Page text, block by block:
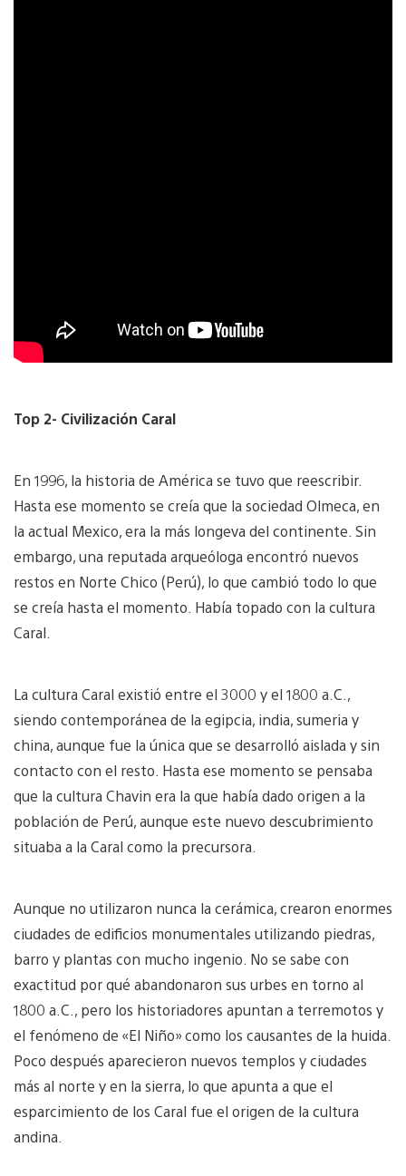
Top 2- Civilización Caral
En 1996, la historia de América se tuvo que reescribir.
Hasta ese momento se creía que la sociedad Olmeca, en
la actual Mexico, era la más longeva del continente. Sin
embargo, una reputada arqueóloga encontró nuevos
restos en Norte Chico (Perú), lo que cambió todo lo que
se creía hasta el momento. Había topado con la cultura
Caral.
La cultura Caral existió entre el 3000 y el 1800 a.C.,
siendo contemporánea de la egipcia, india, sumeria y
china, aunque fue la única que se desarrolló aislada y sin
contacto con el resto. Hasta ese momento se pensaba
que la cultura Chavin era la que había dado origen a la
población de Perú, aunque este nuevo descubrimiento
situaba a la Caral como la precursora.
Aunque no utilizaron nunca la cerámica, crearon enormes
ciudades de edificios monumentales utilizando piedras,
barro y plantas con mucho ingenio. No se sabe con
exactitud por qué abandonaron sus urbes en torno al
1800 a.C., pero los historiadores apuntan a terremotos y
el fenómeno de «El Niño» como los causantes de la huida.
Poco después aparecieron nuevos templos y ciudades
más al norte y en la sierra, lo que apunta a que el
esparcimiento de los Caral fue el origen de la cultura
andina.